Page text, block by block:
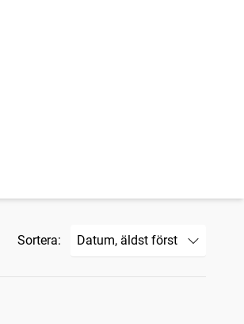
Sortera: